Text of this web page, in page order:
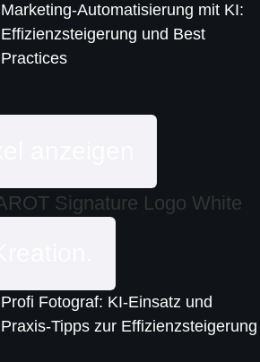
Marketing-Automatisierung mit KI:
Effizienzsteigerung und Best
Practices
Profi Fotograf: KI-Einsatz und
Praxis-Tipps zur Effizienzsteigerung